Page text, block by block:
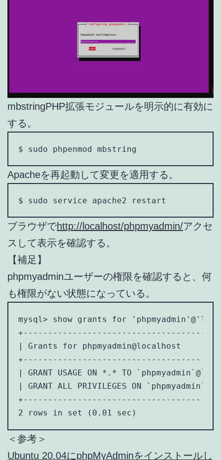
mbstringPHP拡張モジュールを明示的に有効に
する。
$ sudo phpenmod mbstring
Apacheを再起動して変更を適用する。
$ sudo service apache2 restart
ブラウザでhttp://localhost/phpmyadmin/アクセ
スして表示を確認する。
【補足】
phpmyadminユーザーの権限を確認すると、何
も権限がない状態になっている。
mysql> show grants for
| Grants for
| GRANT USAGE ON *.* TO
| GRANT ALL PRIVILEGES ON
2 rows in set (0.01 sec)
＜参考＞
Ubuntu 20.04にphpMyAdminをインストールし